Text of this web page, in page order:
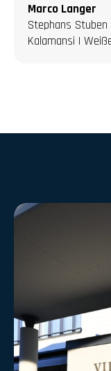
Marco Langer
Stephans Stuben
Kalamansi |